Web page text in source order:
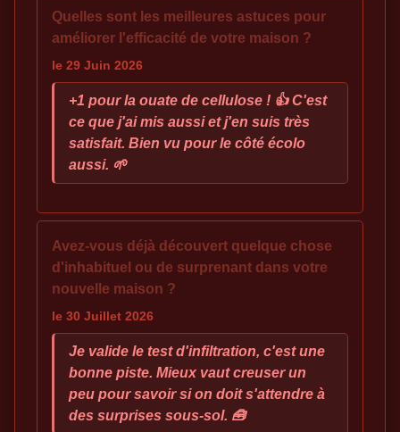
Quelles sont les meilleures astuces pour
améliorer l'efficacité de votre maison ?
le 29 Juin 2026
+1 pour la ouate de cellulose ! 👍 C'est
ce que j'ai mis aussi et j'en suis très
satisfait. Bien vu pour le côté écolo
aussi. 🌱
Avez-vous déjà découvert quelque chose
d'inhabituel ou de surprenant dans votre
nouvelle maison ?
le 30 Juillet 2026
Je valide le test d'infiltration, c'est une
bonne piste. Mieux vaut creuser un
peu pour savoir si on doit s'attendre à
des surprises sous-sol. 🧰